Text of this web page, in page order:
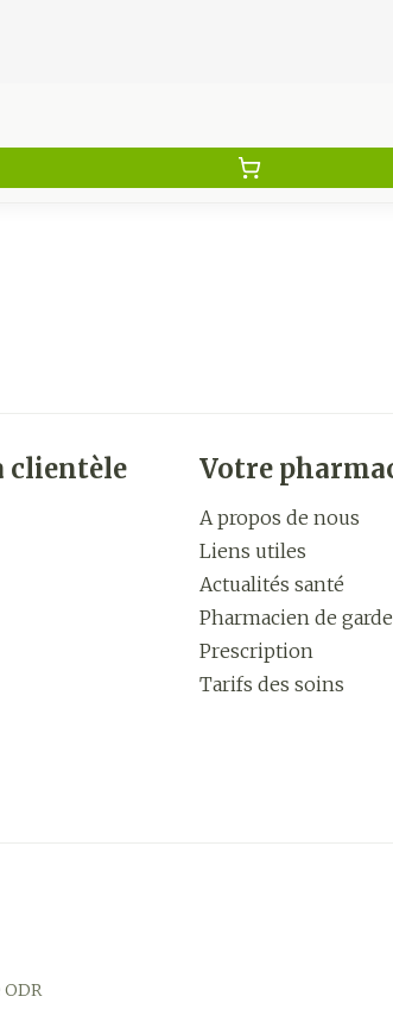
clientèle Votre
A propos de nous
Liens utiles
Actualités santé
Pharmacien de garde
Prescription
Tarifs des soins